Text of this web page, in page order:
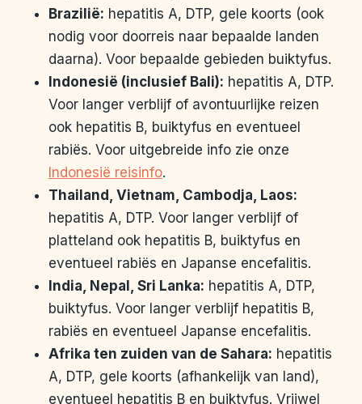
Brazilië: hepatitis A, DTP, gele koorts (ook
nodig voor doorreis naar bepaalde landen
daarna). Voor bepaalde gebieden buiktyfus.
Indonesië (inclusief Bali): hepatitis A, DTP.
Voor langer verblijf of avontuurlijke reizen
ook hepatitis B, buiktyfus en eventueel
rabiës. Voor uitgebreide info zie onze
Indonesië reisinfo.
Thailand, Vietnam, Cambodja, Laos:
hepatitis A, DTP. Voor langer verblijf of
platteland ook hepatitis B, buiktyfus en
eventueel rabiës en Japanse encefalitis.
India, Nepal, Sri Lanka: hepatitis A, DTP,
buiktyfus. Voor langer verblijf hepatitis B,
rabiës en eventueel Japanse encefalitis.
Afrika ten zuiden van de Sahara: hepatitis
A, DTP, gele koorts (afhankelijk van land),
eventueel hepatitis B en buiktyfus. Vrijwel